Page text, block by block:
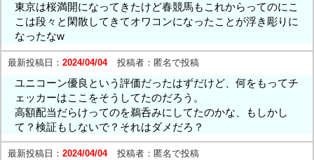
東京は桜満開になってきたけど春競馬もこれからってのにこ
こは段々と閑散してきてオワコンになったことが浮き彫りに
なったなw
最新投稿日： 2024/04/04 投稿者： 匿名で投稿
ユニコーン優良という評価だったはずだけど、何をもってチ
ェッカーはここをそうしてたのだろう。
高額配当だらけってのを鵜呑みにしてたのかな、もしかし
て？検証もしないで？それはダメだろ？
最新投稿日： 2024/04/04 投稿者： 匿名で投稿